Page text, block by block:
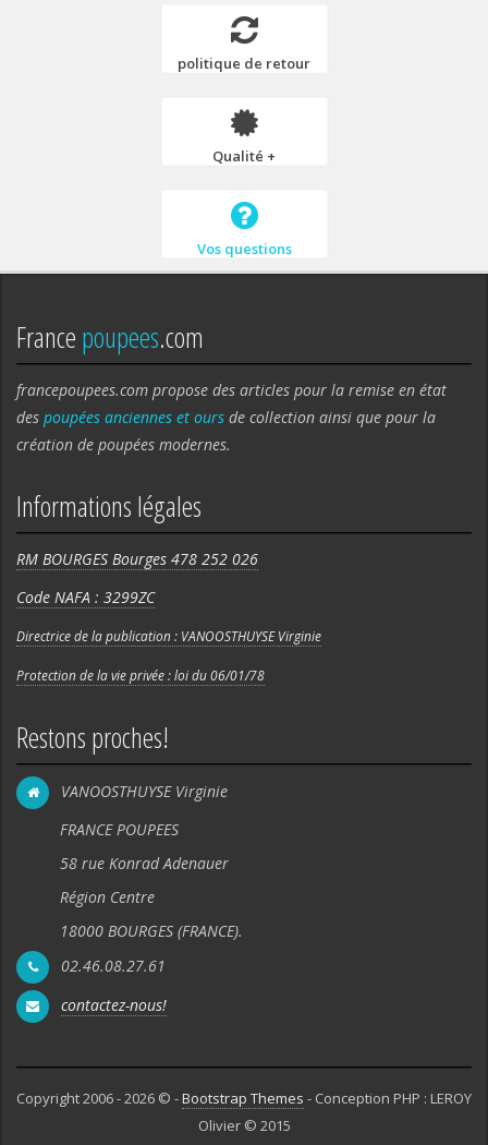
politique de retour
Qualité +
Vos questions
Francepoupees.com
francepoupees.com propose des articles pour la remise en état
des poupées anciennes et ours de collection ainsi que pour la
création de poupées modernes.
Informations légales
RM BOURGES Bourges 478 252 026
Code NAFA : 3299ZC
Directrice de la publication : VANOOSTHUYSE Virginie
Protection de la vie privée : loi du 06/01/78
Restons proches!
VANOOSTHUYSE Virginie
FRANCE POUPEES
58 rue Konrad Adenauer
Région Centre
18000 BOURGES (FRANCE).
02.46.08.27.61
contactez-nous!
Copyright 2006 - 2026 © -Bootstrap Themes - Conception PHP : LEROY
Olivier © 2015